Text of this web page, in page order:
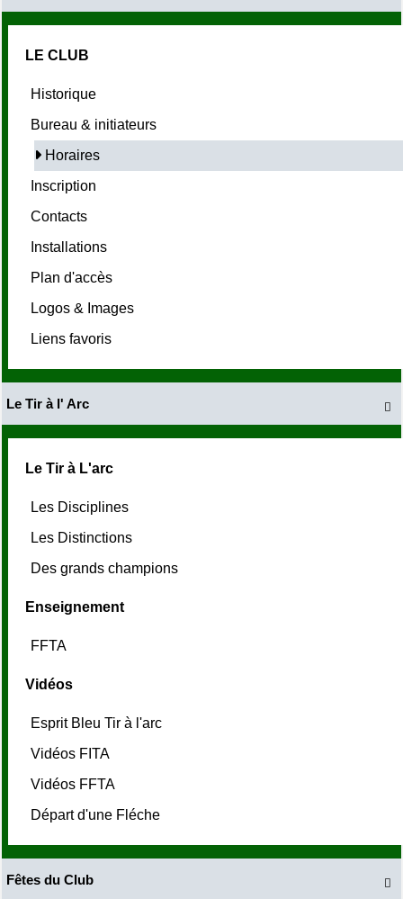
LE CLUB
Historique
Bureau & initiateurs
Horaires
Inscription
Contacts
Installations
Plan d'accès
Logos & Images
Liens favoris

Le Tir à l' Arc
Le Tir à L'arc
Les Disciplines
Les Distinctions
Des grands champions
Enseignement
FFTA
Vidéos
Esprit Bleu Tir à l'arc
Vidéos FITA
Vidéos FFTA
Départ d'une Fléche

Fêtes du Club